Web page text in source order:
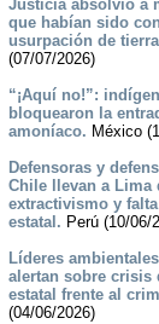
Justicia absolvió a
que habían sido
usurpación de
(07/07/2026)
“¡Aquí no!”:
bloquearon la
amoníaco. México
Defensoras y
Chile llevan a Lima
extractivismo y
estatal. Perú (10/06/
Líderes
alertan sobre crisis
estatal frente al
(04/06/2026)